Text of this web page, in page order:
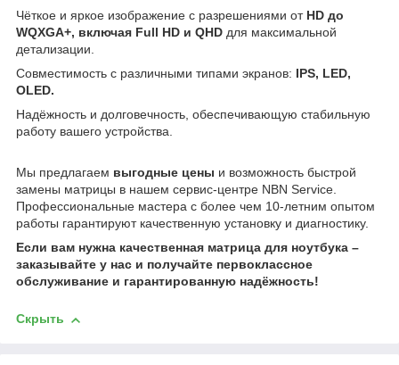
Чёткое и яркое изображение с разрешениями от HD до
WQXGA+, включая Full HD и QHD для максимальной
детализации.
Совместимость с различными типами экранов: IPS, LED,
OLED.
Надёжность и долговечность, обеспечивающую стабильную
работу вашего устройства.
Мы предлагаем выгодные цены и возможность быстрой
замены матрицы в нашем сервис-центре NBN Service.
Профессиональные мастера с более чем 10-летним опытом
работы гарантируют качественную установку и диагностику.
Если вам нужна качественная матрица для ноутбука –
заказывайте у нас и получайте первоклассное
обслуживание и гарантированную надёжность!
Скрыть